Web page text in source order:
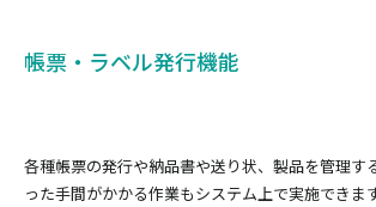
帳票・ラベル発行機能
各種帳票の発行や納品書や送り状、製品を管理す
った手間がかかる作業もシステム上で実施できます